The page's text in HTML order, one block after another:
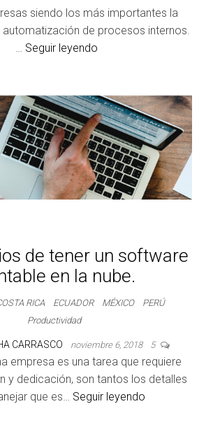
siendo los más importantes la
de procesos internos.
… Seguir leyendo
de tener un software
en la nube.
RICA ECUADOR MÉXICO
PERÚ
Productividad
CARRASCO noviembre 6, 2018 5
empresa es una tarea que requiere
y dedicación, son tantos los detalles
que es… Seguir leyendo